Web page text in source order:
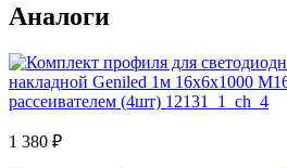
Аналоги
1 380 ₽